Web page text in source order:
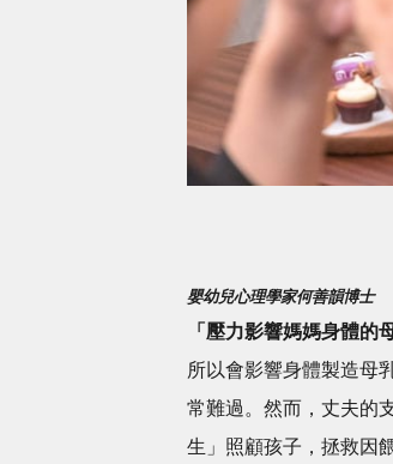
嬰幼兒心理學家何善韻博士
「壓力影響媽媽身體的
所以會影響身體製造母
常難過。然而，丈夫的
生」照顧孩子，拯救因